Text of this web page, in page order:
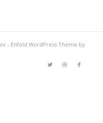
- Enfold WordPress Theme by